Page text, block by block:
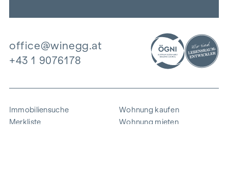
office@winegg.at
+43 1 9076178
Immobiliensuche
Merkliste
Wohnung kaufen
Wohnung mieten